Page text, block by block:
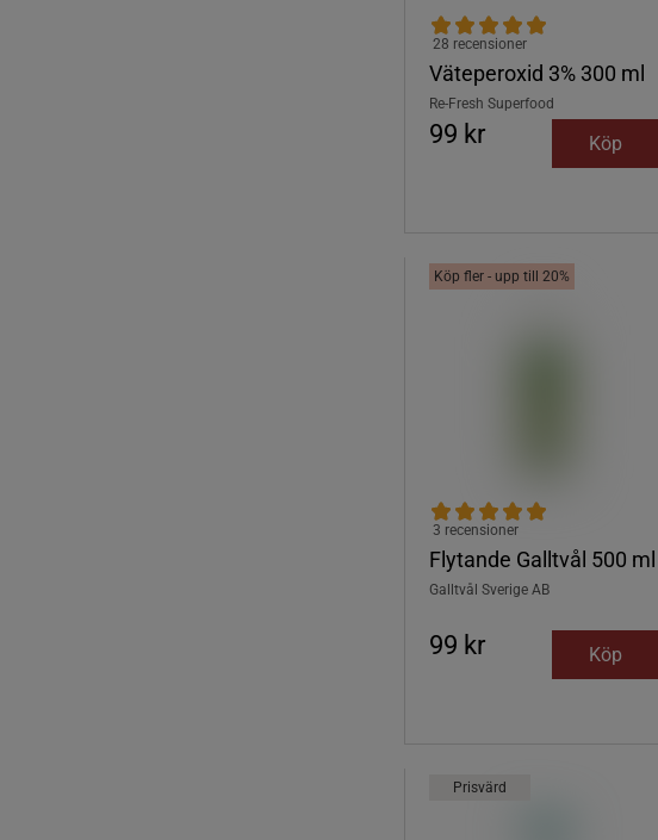
Väteperoxid 3% 300 ml
28 recensioner
Re-Fresh Superfood
99 kr Köp
Köp fler - upp till 20%
Flytande Galltvål 500 ml
3 recensioner
Galltvål Sverige AB
99 kr Köp
Prisvärd